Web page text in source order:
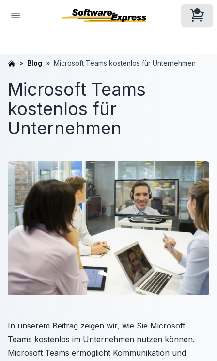
Blog Microsoft Teams kostenlos für Unternehmen
Microsoft Teams
kostenlos für
Unternehmen
In unserem Beitrag zeigen wir, wie Sie Microsoft
Teams kostenlos im Unternehmen nutzen können.
Microsoft Teams ermöglicht Kommunikation und